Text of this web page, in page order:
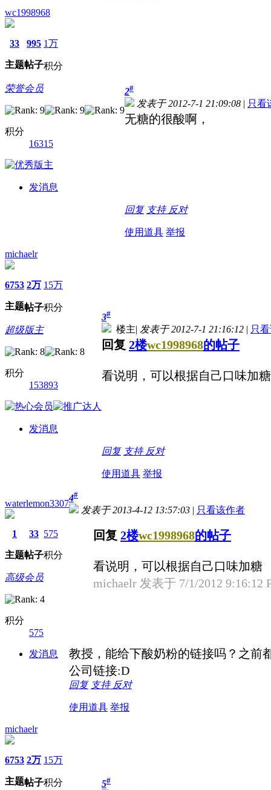
wc1998968
33
主题
995
帖子
1万
积分
荣誉会员
积分
16315
发消息
2#
发表于 2012-7-1 21:09:08 | 只看
无糖的很酸啊，
回复 支持 反对
使用道具 举报
michaelr
6753
主题
2万
帖子
15万
积分
超级版主
积分
153893
发消息
3#
楼主| 发表于 2012-7-1 21:16:12 | 只
回复 2楼wc1998968的帖子
看说明，可以根据自己口味加糖
回复 支持 反对
使用道具 举报
waterlemon3307
1
主题
33
帖子
575
积分
高级会员
积分
575
发消息
4#
发表于 2013-4-12 13:57:03 | 只看该作者
回复 2楼wc1998968的帖子
看说明，可以根据自己口味加糖
michaelr 发表于 7/1/2012 9:16:12
教授，能给下酸奶粉的链接吗？之前
公司链接:D
回复 支持 反对
使用道具 举报
michaelr
6753
主题
2万
帖子
15万
积分 5#